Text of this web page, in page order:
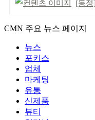
[동정]
CMN 주요 뉴스 페이지
뉴스
포커스
업체
마케팅
유통
신제품
뷰티